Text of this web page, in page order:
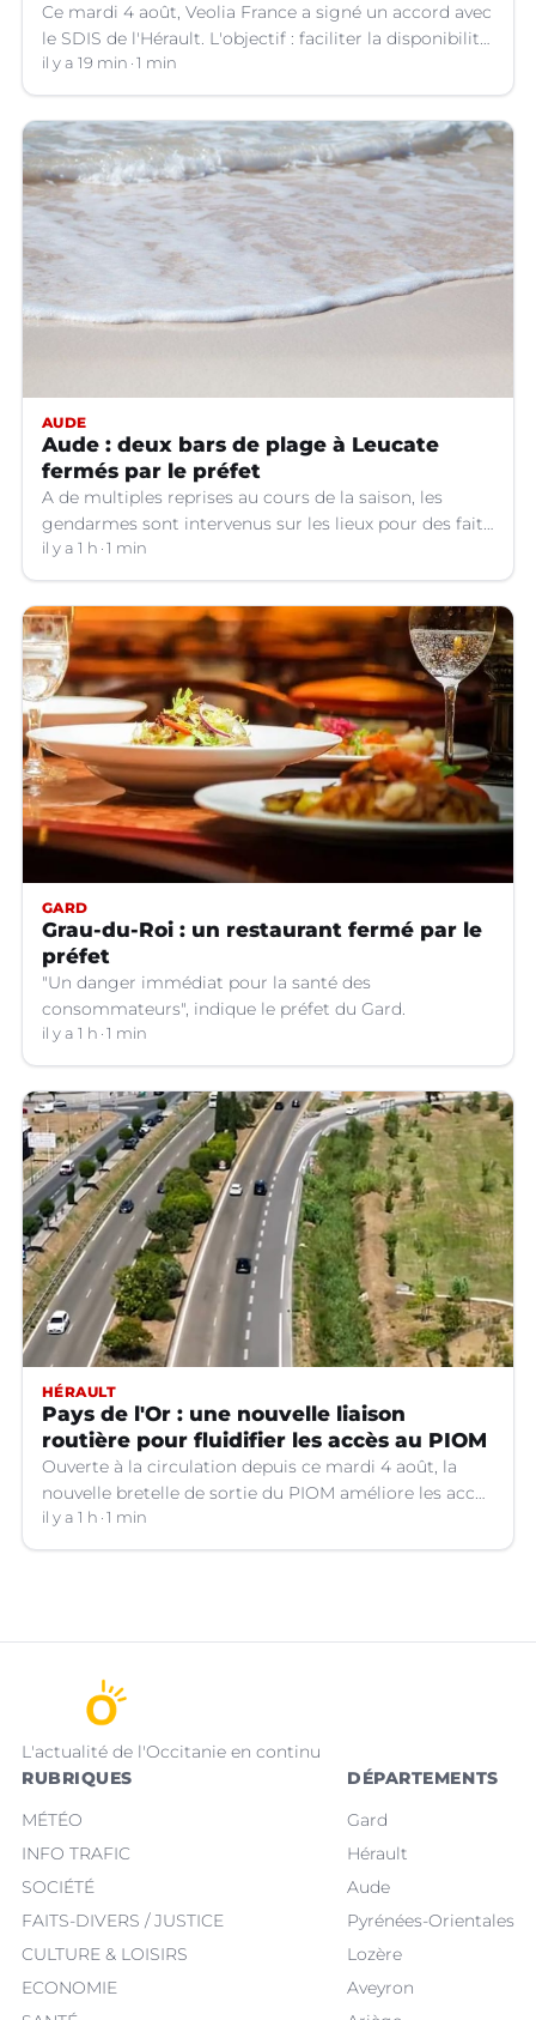
Ce mardi 4 août, Veolia France a signé un accord avec
le SDIS de l'Hérault. L'objectif : faciliter la disponibilité
des salariés de l'entreprise engagés en qualité de
sapeurs-pompiers volontaires.
il y a 19 min 1 min
AUDE
Aude : deux bars de plage à Leucate
fermés par le préfet
A de multiples reprises au cours de la saison, les
gendarmes sont intervenus sur les lieux pour des faits
de violences, de consommation d'alcool, de rixes, de
tapage, de stationnement...
il y a 1 h 1 min
GARD
Grau-du-Roi : un restaurant fermé par le
préfet
"Un danger immédiat pour la santé des
consommateurs", indique le préfet du Gard.
il y a 1 h 1 min
HÉRAULT
Pays de l'Or : une nouvelle liaison
routière pour fluidifier les accès au PIOM
Ouverte à la circulation depuis ce mardi 4 août, la
nouvelle bretelle de sortie du PIOM améliore les accès
à la zone d'activités et facilite les déplacements
quotidiens.
il y a 1 h 1 min
L'actualité de l'Occitanie en continu
RUBRIQUES
MÉTÉO
INFO TRAFIC
SOCIÉTÉ
FAITS-DIVERS / JUSTICE
CULTURE & LOISIRS
ECONOMIE
DÉPARTEMENTS
Gard
Hérault
Aude
Pyrénées-Orientales
Lozère
Aveyron